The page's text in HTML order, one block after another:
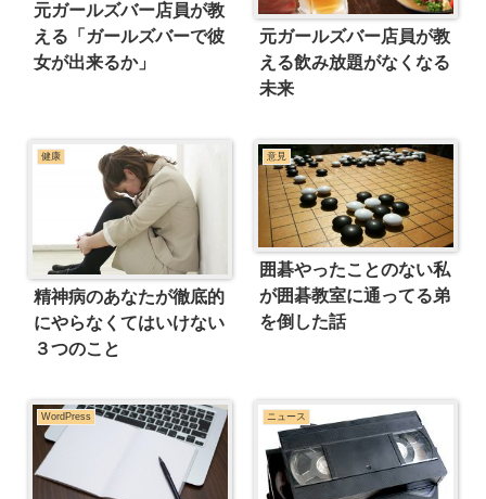
元ガールズバー店員が教
える「ガールズバーで彼
女が出来るか」
元ガールズバー店員が教
える飲み放題がなくなる
未来
健康
精神病のあなたが徹底的
にやらなくてはいけない
３つのこと
意見
囲碁やったことのない私
が囲碁教室に通ってる弟
を倒した話
WordPress ニュース